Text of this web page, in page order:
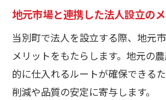
地元市場と連携した法人設立の
当別町で法人を設立する際、地元
メリットをもたらします。地元の
的に仕入れるルートが確保できる
削減や品質の安定に寄与します。